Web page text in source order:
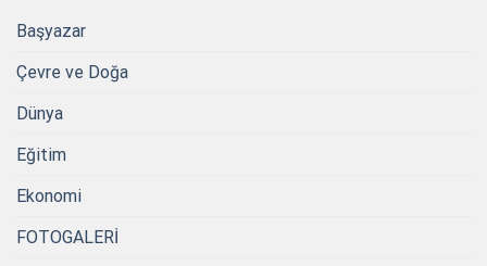
Başyazar
Çevre ve Doğa
Dünya
Eğitim
Ekonomi
FOTOGALERİ